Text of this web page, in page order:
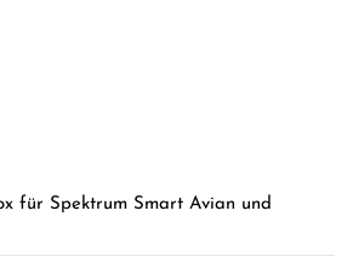
für Spektrum Smart Avian und